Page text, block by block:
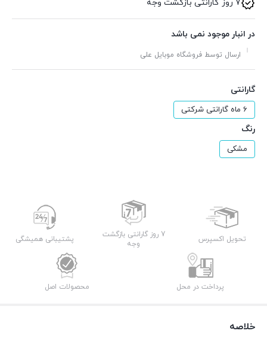
7 روز گارانتی بازگشت وجه
در انبار موجود نمی باشد
ارسال توسط فروشگاه موبایل علی
گارانتی
6 ماه گارانتی شرکتی
رنگ
مشکی
تحویل اکسپرس
7 روز گارانتی بازگشت
وجه
پشتیبانی همیشگی
پرداخت در محل محصولات اصل
خلاصه